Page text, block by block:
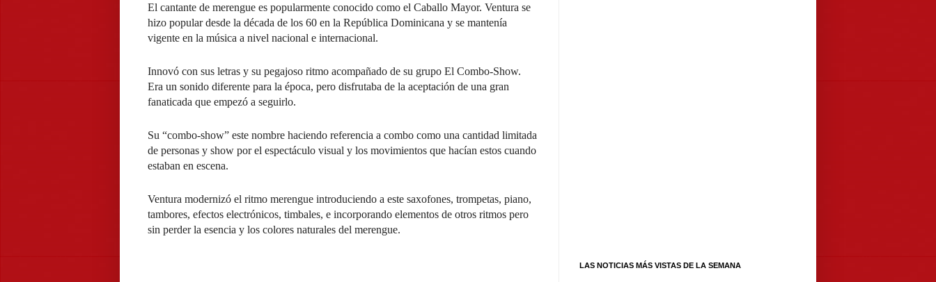
El cantante de merengue es popularmente conocido como el Caballo Mayor. Ventura se
hizo popular desde la década de los 60 en la República Dominicana y se mantenía
vigente en la música a nivel nacional e internacional.
Innovó con sus letras y su pegajoso ritmo acompañado de su grupo El Combo-Show.
Era un sonido diferente para la época, pero disfrutaba de la aceptación de una gran
fanaticada que empezó a seguirlo.
Su “combo-show” este nombre haciendo referencia a combo como una cantidad limitada
de personas y show por el espectáculo visual y los movimientos que hacían estos cuando
estaban en escena.
Ventura modernizó el ritmo merengue introduciendo a este saxofones, trompetas, piano,
tambores, efectos electrónicos, timbales, e incorporando elementos de otros ritmos pero
sin perder la esencia y los colores naturales del merengue.
LAS NOTICIAS MÁS VISTAS DE LA SEMANA